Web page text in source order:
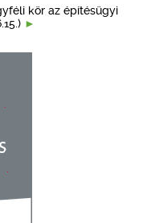
kör az építésügyi